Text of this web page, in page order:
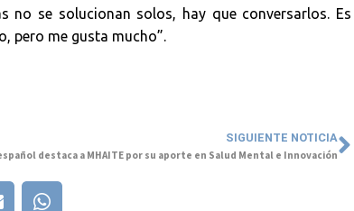
no se solucionan solos, hay que conversarlos. Es
pero me gusta mucho”.
SIGUIENTE NOTICIA
destaca a MHAITE por su aporte en Salud Mental e Innovación